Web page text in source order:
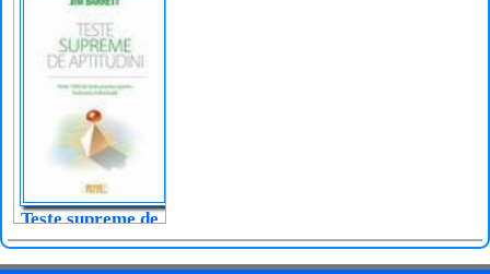
Teste supreme de
aptitudini